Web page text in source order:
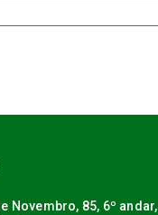
Novembro, 85, 6º andar,